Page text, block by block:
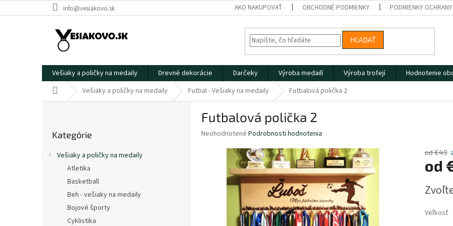
na
info@vesiakovo.sk AKO NAKUPOVAŤ OBCHODNÉ PODMIENKY PODMIENKY OCHRANY
HĽADAŤ
Vešiaky a poličky na medaily Drevné dekorácie Darčeky Výroba medailí Výroba trofejí Hodnotenie
DomovVešiaky a poličky na medaily Futbal - Vešiaky na medaily Futbalová polička 2
kategórie
Kategórie
Vešiaky a poličky na medaily
Atletika
Basketball
Beh - vešiaky na medaily
Bojové športy
Cyklistika
Futbalová polička 2
Priemerné
produktu
Neohodnotené Podrobnosti hodnotenia
od €49
od
cena:
Veľkosť